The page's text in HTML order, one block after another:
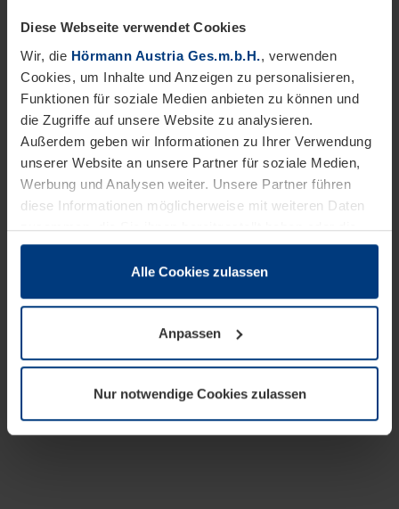
Diese Webseite verwendet Cookies
Wir, die Hörmann Austria Ges.m.b.H., verwenden
Cookies, um Inhalte und Anzeigen zu personalisieren,
Funktionen für soziale Medien anbieten zu können und
die Zugriffe auf unsere Website zu analysieren.
Außerdem geben wir Informationen zu Ihrer Verwendung
unserer Website an unsere Partner für soziale Medien,
Werbung und Analysen weiter. Unsere Partner führen
diese Informationen möglicherweise mit weiteren Daten
zusammen, die Sie ihnen bereitgestellt haben oder die
sie im Rahmen Ihrer Nutzung der Dienste gesammelt
wenn diese für den Betrieb dieser Seite unbedingt
notwendig sind. Für alle anderen Cookie-Typen benötigen
wir Ihre Erlaubnis. Ihre Einwilligung können Sie jederzeit
Datenschutzerklärungunserer Website ändern oder
widerrufen.
Alle Cookies zulassen
Anpassen
Nur notwendige Cookies zulassen